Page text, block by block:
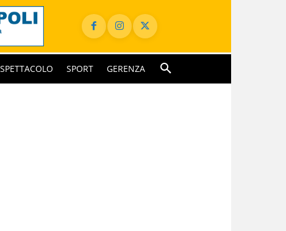
SPETTACOLO SPORT GERENZA